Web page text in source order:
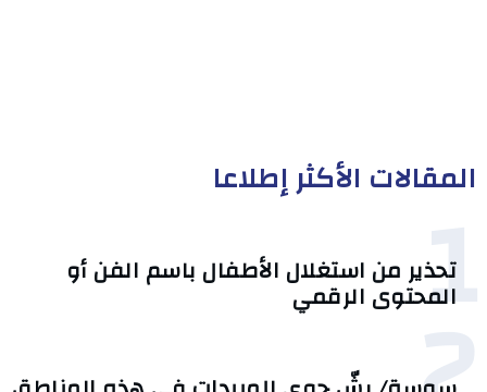
المقالات الأكثر إطلاعا
1
تحذير من استغلال الأطفال باسم الفن أو
المحتوى الرقمي